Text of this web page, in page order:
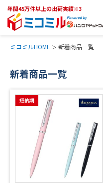
年間45万件以上の出荷実績※3
ミコミルHOME 新着商品一覧
新着商品一覧
短納期